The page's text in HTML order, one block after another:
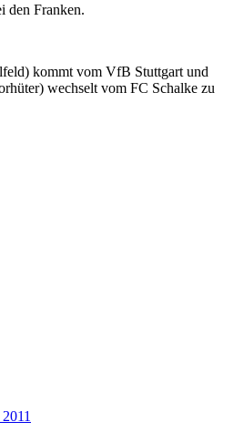
den Franken.
kommt vom VfB Stuttgart und
wechselt vom FC Schalke zu